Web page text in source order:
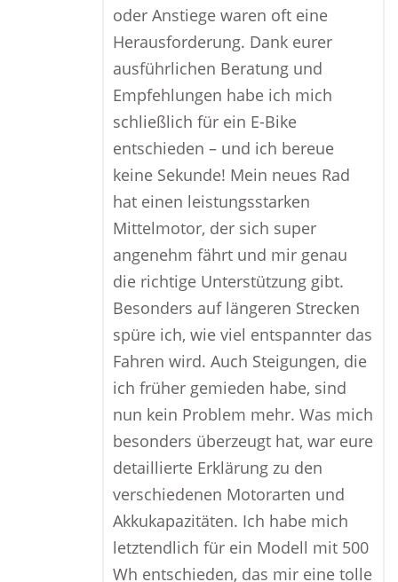
oder Anstiege waren oft eine
Herausforderung. Dank eurer
ausführlichen Beratung und
Empfehlungen habe ich mich
schließlich für ein E-Bike
entschieden – und ich bereue
keine Sekunde! Mein neues Rad
hat einen leistungsstarken
Mittelmotor, der sich super
angenehm fährt und mir genau
die richtige Unterstützung gibt.
Besonders auf längeren Strecken
spüre ich, wie viel entspannter das
Fahren wird. Auch Steigungen, die
ich früher gemieden habe, sind
nun kein Problem mehr. Was mich
besonders überzeugt hat, war eure
detaillierte Erklärung zu den
verschiedenen Motorarten und
Akkukapazitäten. Ich habe mich
letztendlich für ein Modell mit 500
Wh entschieden, das mir eine tolle